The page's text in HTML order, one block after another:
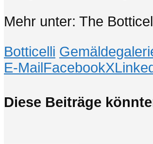
Mehr unter: The
Botticelli
E-MailFacebookX
Diese Beiträge